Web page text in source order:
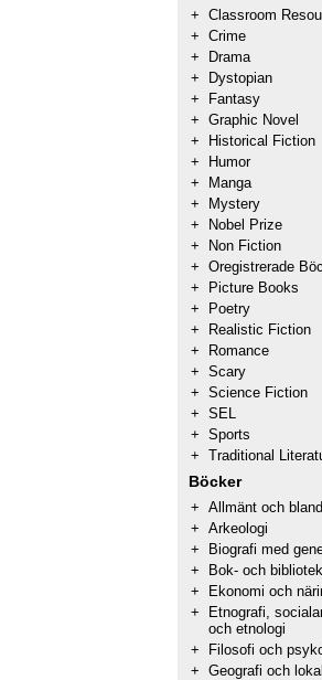
+ Classroom
+ Crime
+
Drama
+
Dystopian
+
Fantasy
+ Graphic Novel
+
Historical Fiction
+
Humor
+
Manga
+
Mystery
+
Nobel Prize
+
Non Fiction
+ Oregistrerade
+
Picture Books
+
Poetry
+
Realistic Fiction
+
Romance
+ Scary
+ Science Fiction
+ SEL
+ Sports
+ Traditional
Böcker
+ Allmänt och
+ Arkeologi
+
Biografi med
+
Bok- och
+
Ekonomi och
+
Etnografi,
och etnologi
+
Filosofi och
+ Geografi och